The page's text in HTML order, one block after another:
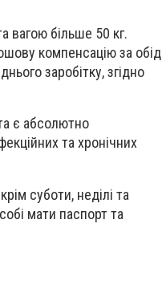
вагою більше 50 кг.
компенсацію за обід
заробітку, згідно
є абсолютно
та хронічних
суботи, неділі та
мати паспорт та